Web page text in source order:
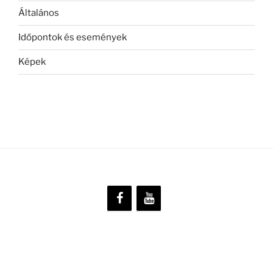
Általános
Időpontok és események
Képek